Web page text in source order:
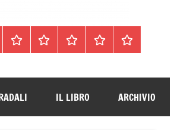
Sud
Contatti
330443441
Incidenti
Il
Archivio
IL LIBRO ARCHIVIO